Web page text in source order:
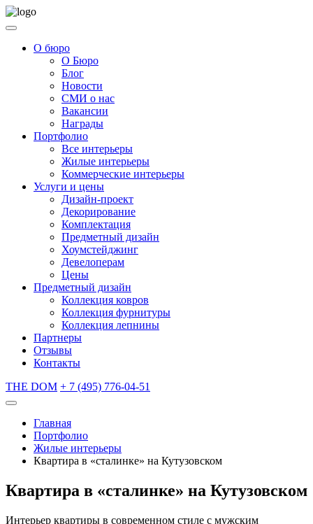
О бюро
О Бюро
Блог
Новости
СМИ о нас
Вакансии
Награды
Портфолио
Все интерьеры
Жилые интерьеры
Коммерческие интерьеры
Услуги и цены
Дизайн-проект
Декорирование
Комплектация
Предметный дизайн
Хоумстейджинг
Девелоперам
Цены
Предметный дизайн
Коллекция ковров
Коллекция фурнитуры
Коллекция лепнины
Партнеры
Отзывы
Контакты
THE DOM + 7 (495) 776-04-51
Главная
Портфолио
Жилые интерьеры
Квартира в «сталинке» на Кутузовском
Квартира в «сталинке» на Кутузовском
Интерьер квартиры в современном стиле с мужским